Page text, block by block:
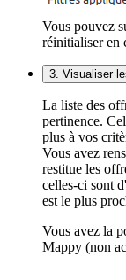
Vous pouvez
réinitialiser en
3. Visualiser
La liste des
pertinence.
plus à vos
Vous avez
restitue les
celles-ci sont
est le plus
Vous avez la
Mappy (non